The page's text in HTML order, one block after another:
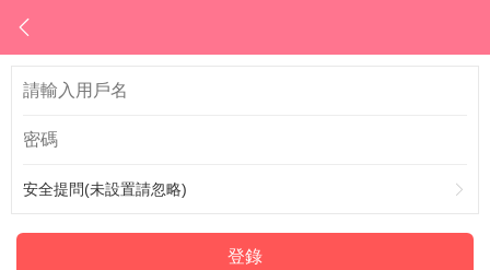
安全提問(未設置請忽略)
登錄